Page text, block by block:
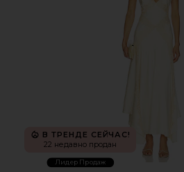
В ТРЕНДЕ СЕЙЧАС!
22 недавно продан
Лидер Продаж